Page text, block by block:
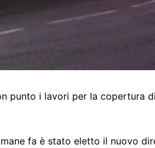
punto i lavori per la copertura
fa è stato eletto il nuovo